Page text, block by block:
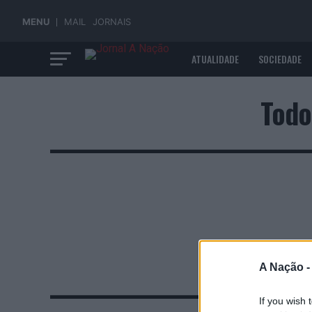
A Nação -
If you wish
MENU MAIL JORNAIS
ATUALIDADE SOCIEDADE